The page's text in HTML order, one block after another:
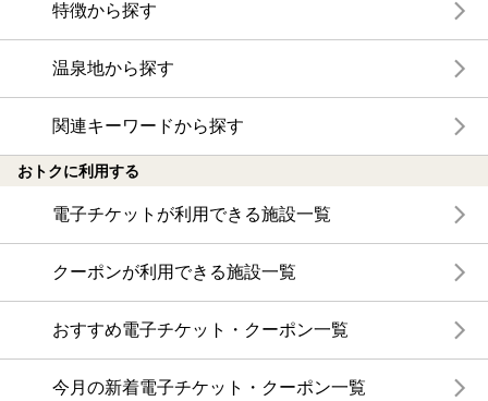
特徴から探す
温泉地から探す
関連キーワードから探す
おトクに利用する
電子チケットが利用できる施設一覧
クーポンが利用できる施設一覧
おすすめ電子チケット・クーポン一覧
今月の新着電子チケット・クーポン一覧